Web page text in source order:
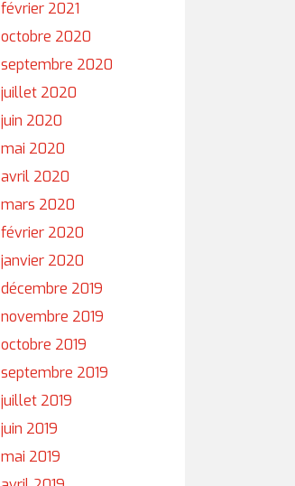
février 2021
octobre 2020
septembre 2020
juillet 2020
juin 2020
mai 2020
avril 2020
mars 2020
février 2020
janvier 2020
décembre 2019
novembre 2019
octobre 2019
septembre 2019
juillet 2019
juin 2019
mai 2019